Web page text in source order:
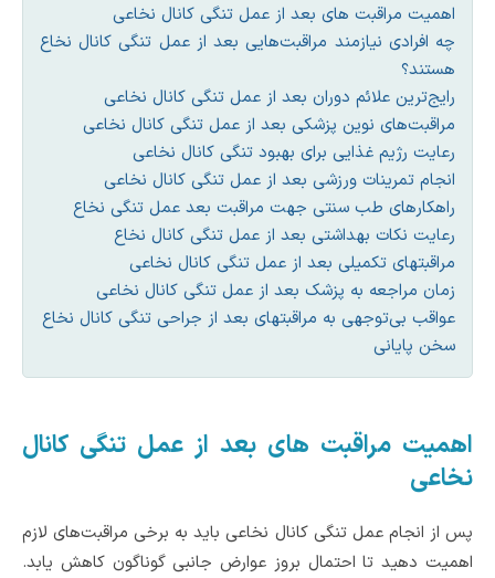
اهمیت مراقبت‌ های بعد از عمل تنگی کانال نخاعی
چه افرادی نیازمند مراقبت‌هایی بعد از عمل تنگی کانال نخاع
هستند؟
رایج‌ترین علائم دوران بعد از عمل تنگی کانال نخاعی
مراقبت‌های‌ نوین پزشکی بعد از عمل تنگی کانال نخاعی
رعایت رژیم غذایی برای بهبود تنگی کانال نخاعی
انجام تمرینات ورزشی بعد از عمل تنگی کانال نخاعی
راهکارهای طب سنتی جهت مراقبت بعد عمل تنگی نخاع
رعایت نکات بهداشتی بعد از عمل تنگی کانال نخاع
مراقبتهای تکمیلی بعد از عمل تنگی کانال نخاعی
زمان مراجعه به پزشک بعد از عمل تنگی کانال نخاعی
عواقب بی‌توجهی به مراقبتهای بعد از جراحی تنگی کانال نخاع
سخن پایانی
اهمیت مراقبت‌ های بعد از عمل تنگی کانال
نخاعی
پس از انجام عمل تنگی کانال نخاعی باید به برخی مراقبت‌های لازم
اهمیت دهید تا احتمال بروز عوارض جانبی گوناگون کاهش یابد.